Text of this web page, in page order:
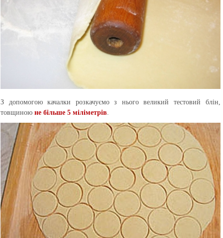
З допомогою качалки розкачуємо з нього великий тестовий блін,
товщиною не більше 5 міліметрів.